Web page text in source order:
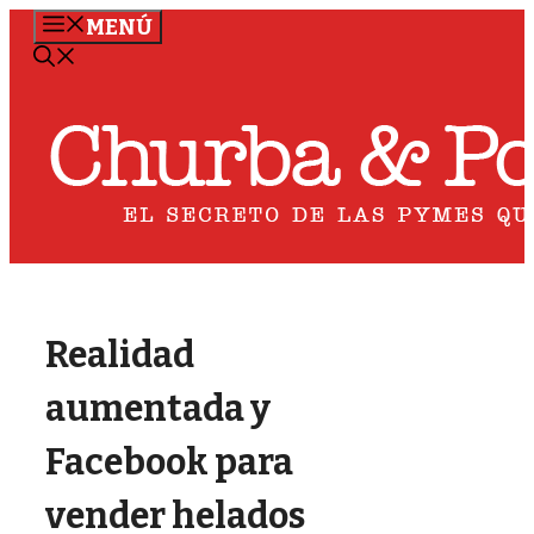
Saltar
MENÚ
Realidad
aumentada y
Facebook para
vender helados